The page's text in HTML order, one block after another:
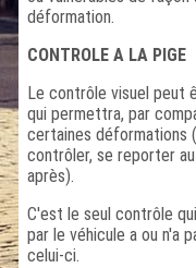
déformation.
CONTROLE A LA PIGE
Le contrôle visuel peut
qui permettra, par
certaines déformations
contrôler, se reporter
après).
C'est le seul contrôle
par le véhicule a ou n'a
celui-ci.